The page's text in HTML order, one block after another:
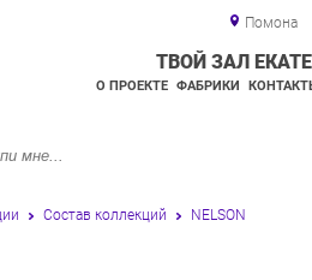
Помона
ТВОЙ ЗАЛ
О ПРОЕКТЕ ФАБРИКИ
Состав коллекций NELSON